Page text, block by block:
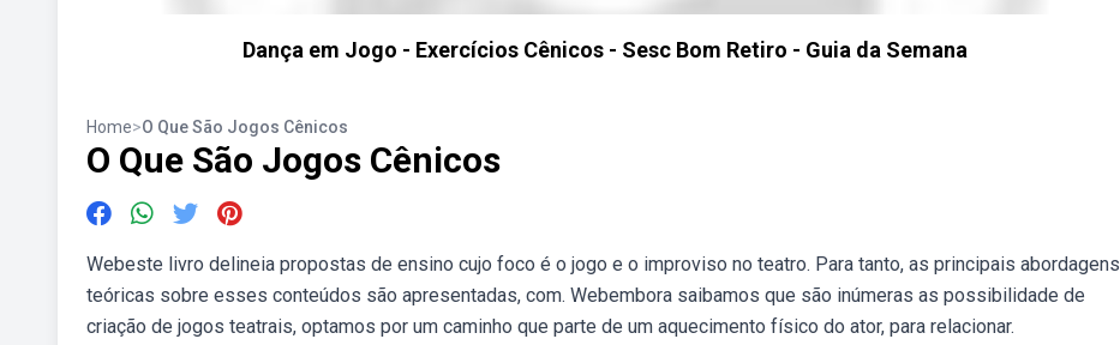
Dança em Jogo - Exercícios Cênicos - Sesc Bom Retiro - Guia da Semana
Home>O Que São Jogos Cênicos
O Que São Jogos Cênicos
Webeste livro delineia propostas de ensino cujo foco é o jogo e o improviso no teatro. Para tanto, as principais abordagens
teóricas sobre esses conteúdos são apresentadas, com. Webembora saibamos que são inúmeras as possibilidade de
criação de jogos teatrais, optamos por um caminho que parte de um aquecimento físico do ator, para relacionar.